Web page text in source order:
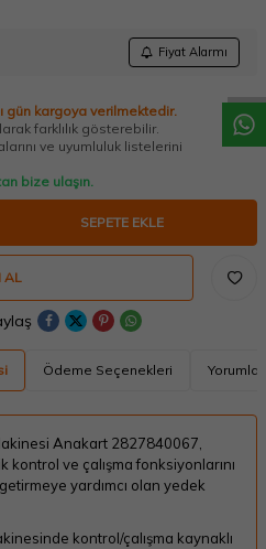
W
h
a
t
a
p
p
D
e
s
t
e
H
a
t
t
Fiyat Alarmı
gün kargoya verilmektedir.
farklılık gösterebilir.
ve uyumluluk listelerini
bize ulaşın.
SEPETE EKLE
AL
Ödeme Seçenekleri Yorumlar
Anakart 2827840067,
kontrol ve çalışma fonksiyonlarını
yardımcı olan yedek
kontrol/çalışma kaynaklı